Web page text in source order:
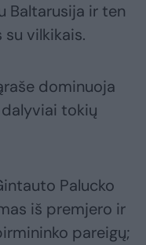
Baltarusija ir ten
vilkikais.
dominuoja
tokių
Palucko
iš premjero ir
pareigų;